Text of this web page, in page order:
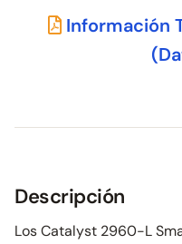
Información
Descripción
Los Catalyst 2960-L